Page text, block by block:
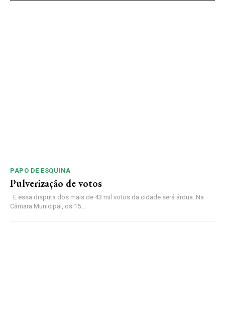
PAPO DE ESQUINA
Pulverização de votos
E essa disputa dos mais de 43 mil votos da cidade será árdua. Na
Câmara Municipal, os 15...